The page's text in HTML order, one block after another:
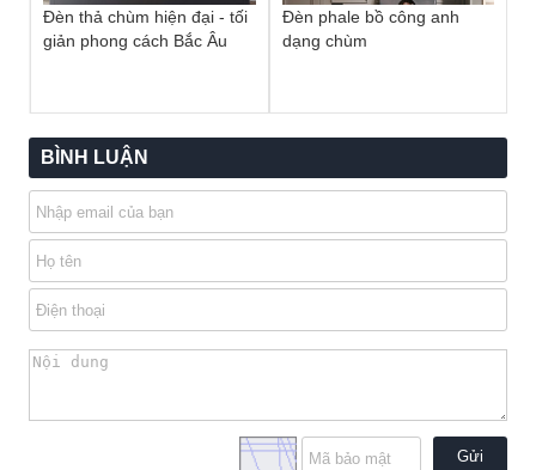
Đèn thả chùm hiện đại - tối
giản phong cách Bắc Âu
Đèn phale bồ công anh
dạng chùm
BÌNH LUẬN
Gửi